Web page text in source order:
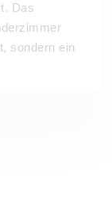
Das
sondern ein